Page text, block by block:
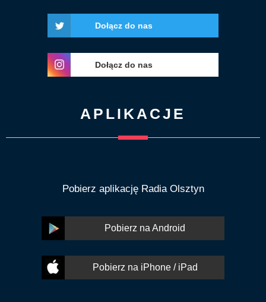
Dołącz do nas
Dołącz do nas
APLIKACJE
Pobierz aplikację Radia Olsztyn
Pobierz na Android
Pobierz na iPhone / iPad